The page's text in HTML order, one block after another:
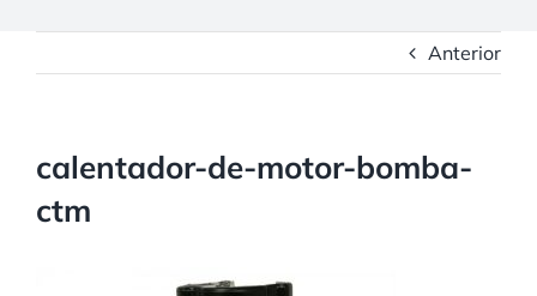
Anterior
calentador-de-motor-bomba-
ctm